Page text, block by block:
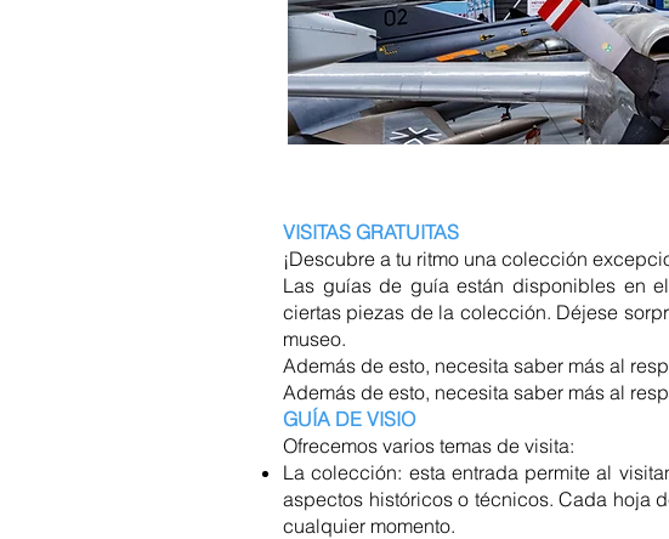
VISITAS GRATUITAS
¡Descubre a tu ritmo una colección
Las guías de guía están disponibles en
ciertas piezas de la colección. Déjese
museo.
Además de esto, necesita saber más al
Además de esto, necesita saber más al
GUÍA DE VISIO
Ofrecemos varios temas de visita:
La colección: esta entrada permite al
aspectos históricos o técnicos. Cada hoja
cualquier momento.